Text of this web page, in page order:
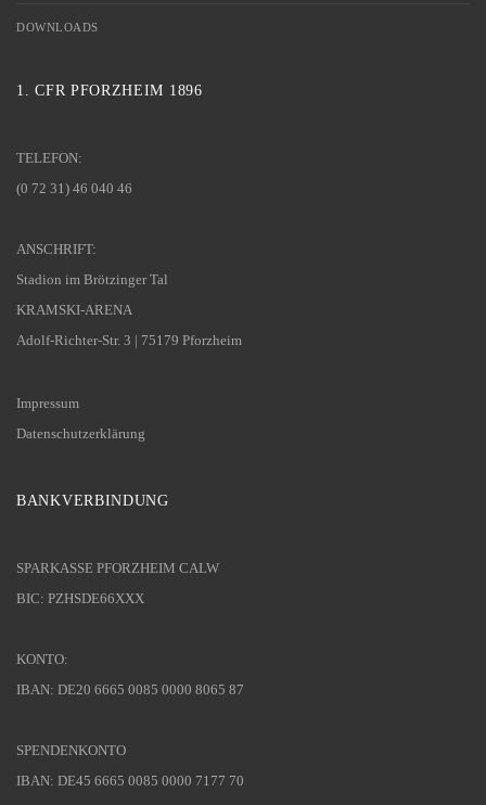
DOWNLOADS
1. CFR PFORZHEIM 1896
TELEFON:
(0 72 31) 46 040 46
ANSCHRIFT:
Stadion im Brötzinger Tal
KRAMSKI-ARENA
Adolf-Richter-Str. 3 | 75179 Pforzheim
Impressum
Datenschutzerklärung
BANKVERBINDUNG
SPARKASSE PFORZHEIM CALW
BIC: PZHSDE66XXX
KONTO:
IBAN: DE20 6665 0085 0000 8065 87
SPENDENKONTO
IBAN: DE45 6665 0085 0000 7177 70